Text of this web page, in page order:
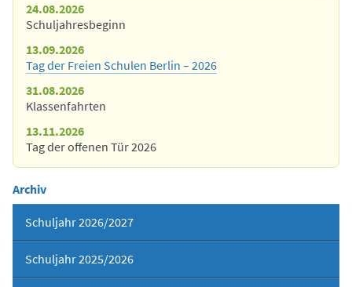
24.08.2026
Schuljahresbeginn
13.09.2026
Tag der Freien Schulen Berlin – 2026
31.08.2026
Klassenfahrten
13.11.2026
Tag der offenen Tür 2026
Archiv
Schuljahr 2026/2027
Schuljahr 2025/2026